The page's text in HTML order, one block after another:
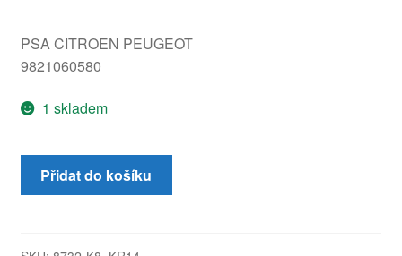
PSA CITROEN PEUGEOT
9821060580
1 skladem
Klakson
Citroën
Přidat do košíku